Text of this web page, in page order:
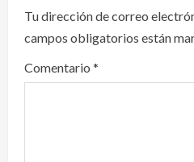
i
g
a
Tu dirección de correo
campos obligatorios están
Comentario *